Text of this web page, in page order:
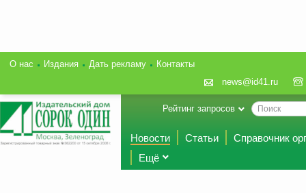
О нас Издания Дать рекламу
Контакты
news@id41.ru
Рейтинг запросов
Новости Статьи
Справочник
Ещё